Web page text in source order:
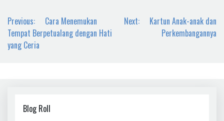
Navigasi
pos
Previous:
Cara Menemukan
Tempat Berpetualang dengan Hati
yang Ceria
Next:
Kartun Anak-anak dan
Perkembangannya
Blog Roll